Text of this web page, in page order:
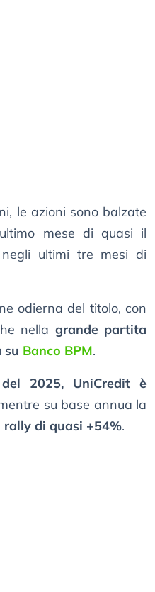
le azioni sono balzate
mese di quasi il
ultimi tre mesi di
odierna del titolo, con
nella grande partita
su Banco BPM.
2025, UniCredit è
su base annua la
rally di quasi +54%.